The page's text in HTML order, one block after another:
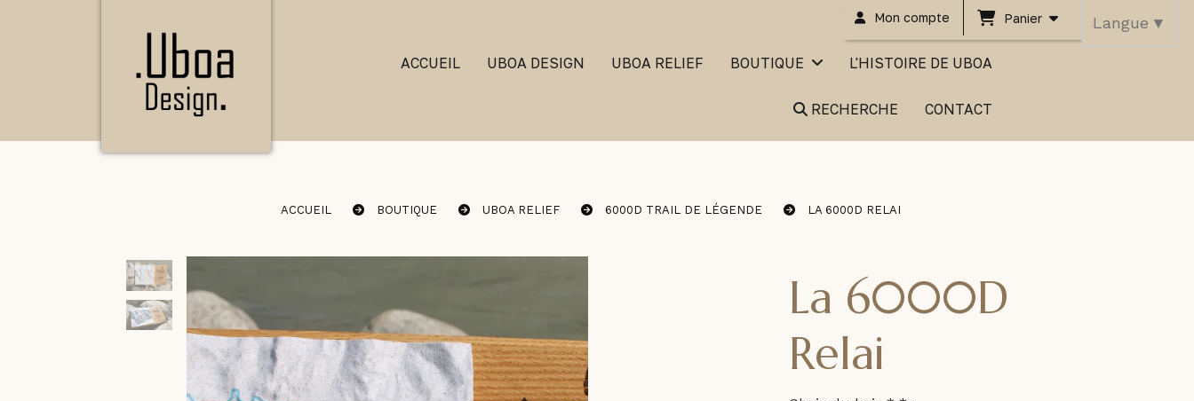
Mon compte Panier
ACCUEIL UBOA DESIGN UBOA RELIEF BOUTIQUE L'HISTOIRE DE UBOA
RECHERCHE CONTACT
ACCUEIL BOUTIQUE UBOA RELIEF 6000D TRAIL DE LÉGENDE LA 6000D RELAI
La 6000D
Relai
Langue ▼